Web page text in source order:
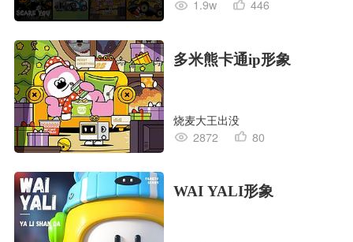
1.9w
446
多米熊卡通ip形象
烧麦大王出没
2872
80
WAI YALI形象